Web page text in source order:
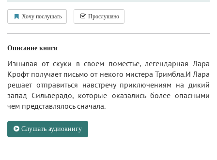
Хочу послушать Прослушано
Описание книги
Изнывая от скуки в своем поместье, легендарная Лара
Крофт получает письмо от некого мистера Тримбла.И Лара
решает отправиться навстречу приключениям на дикий
запад Сильверадо, которые оказались более опасными
чем представлялось сначала.
Слушать аудиокнигу